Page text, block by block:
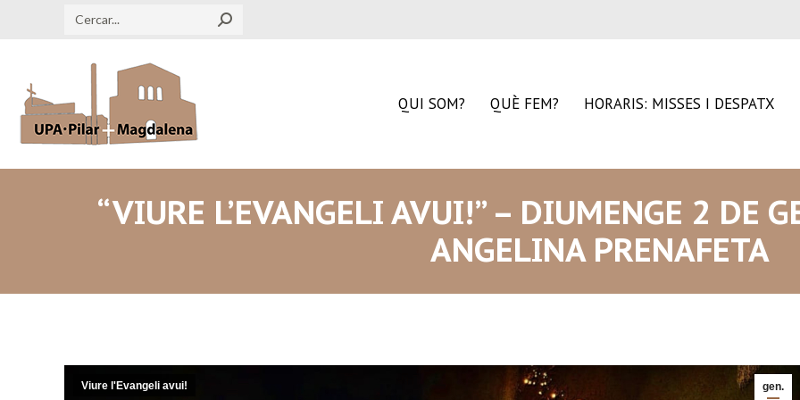
Search:
QUI SOM? QUÈ FEM? HORARIS: MISSES I DESPATX
“VIURE L’EVANGELI AVUI!” – DIUMENGE 2 DE
ANGELINA PRENAFETA
gen.
Viure l'Evangeli avui!